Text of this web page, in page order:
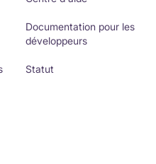
Documentation pour les
développeurs
Statut